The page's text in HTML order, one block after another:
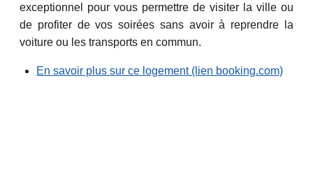
exceptionnel pour vous permettre de visiter la ville ou
de profiter de vos soirées sans avoir à reprendre la
voiture ou les transports en commun.
En savoir plus sur ce logement (lien booking.com)